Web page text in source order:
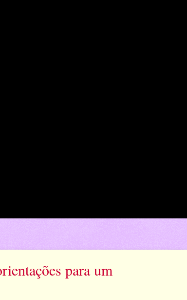
para um